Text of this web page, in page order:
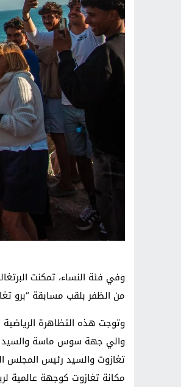
من الظفر بلقب مسابقة “برو تغازوت باي 2025″، بينما احتلت الإسبانية جانيري غونزاليس
وتوجت هذه التظاهرة
والي جهة سوس ماسة والسيد
تغازوت والسيد رئيس المجلس
مكانة تغازوت كوجهة عالمية